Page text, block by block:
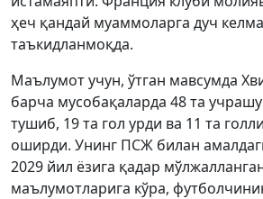
ҳеч қандай муаммоларга дуч
таъкидланмоқда.
Маълумот учун, ўтган мавсумда
барча мусобақаларда 48 та
тушиб, 19 та гол урди ва 11 та
оширди. Унинг ПСЖ билан
2029 йил ёзига қадар
маълумотларига кўра,